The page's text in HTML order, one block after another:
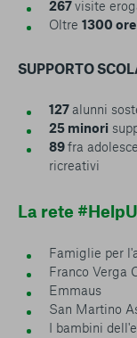
267visite
Oltre 1300
SUPPORTO
127alunni
25 minori
89fra
ricreativi
La rete
Famiglie per
Franco Verga
Emmaus
San Martino
I bambini